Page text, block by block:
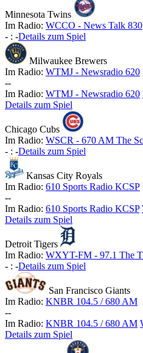
Minnesota Twins
Im Radio: WCCO - News Talk 830
- : -Details zum Spiel
Milwaukee Brewers
Im Radio: WTMJ - Newsradio 620
--
Im Radio: WTMJ - Newsradio 620
Details zum Spiel
Chicago Cubs
Im Radio: WSCR - 670 AM The
- : -Details zum Spiel
Kansas City Royals
Im Radio: 610 Sports Radio KCSP
--
Im Radio: 610 Sports Radio KCSP
Details zum Spiel
Detroit Tigers
Im Radio: WXYT-FM - 97.1 The
- : -Details zum Spiel
San Francisco Giants
Im Radio: KNBR 104.5 / 680 AM
--
Im Radio: KNBR 104.5 / 680 AM
Details zum Spiel